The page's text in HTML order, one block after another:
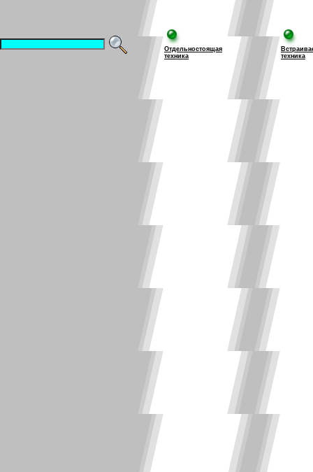
Отдельностоящая
техника
техника